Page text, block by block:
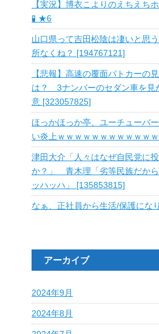
【実況】博衣こよりのえちえち
🧪 ★6
山口県って吉田松陰は凄いと思
所なくね？ [194767121]
【悲報】高速の覆面パトカーの
は？ 3ナンバーのセダン車を見
意 [323057825]
ほっかほっか亭、ユーチューバ
い炎上ｗｗｗｗｗｗｗｗｗｗｗ
津田大介「人々はなぜ自民党に
か？」 青木理「劣等民族だか
ッハッハ」 [135853815]
なぁ、正社員から生活/保護にな
アーカイブ
2024年9月
2024年8月